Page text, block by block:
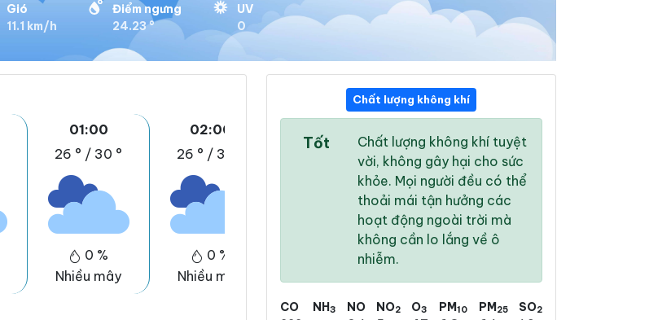
Gió
11.1 km/h
Điểm ngưng
24.23 °
UV
0
01:00
26 ° / 30 °
0 %
Nhiều mây
02:00
26 ° / 30 °
0 %
Nhiều mây
26 ° /
25 °
/ 30 °
Chất lượng không khí
Tốt
Chất lượng không khí tuyệt
vời, không gây hại cho sức
khỏe. Mọi người đều có thể
thoải mái tận hưởng các
hoạt động ngoài trời mà
không cần lo lắng về ô
nhiễm.
CO
NH3
NO
NO2 O3 PM10 PM25 SO2